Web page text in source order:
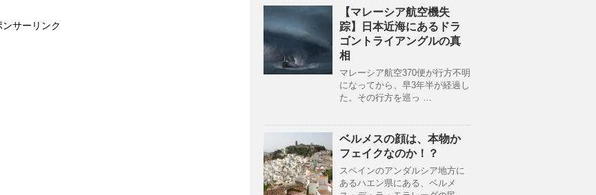
ンサーリンク
【マレーシア航空機失
踪】日本近海にあるドラ
ゴントライアングルの真
相
マレーシア航空370便が行方不明
になってから、早3年半が経過し
た。その行方を巡っ …
ベルメスの顔は、本物か
フェイクなのか！？
スペインのアンダルシア地方に
あるハエン県にある、ベルメ